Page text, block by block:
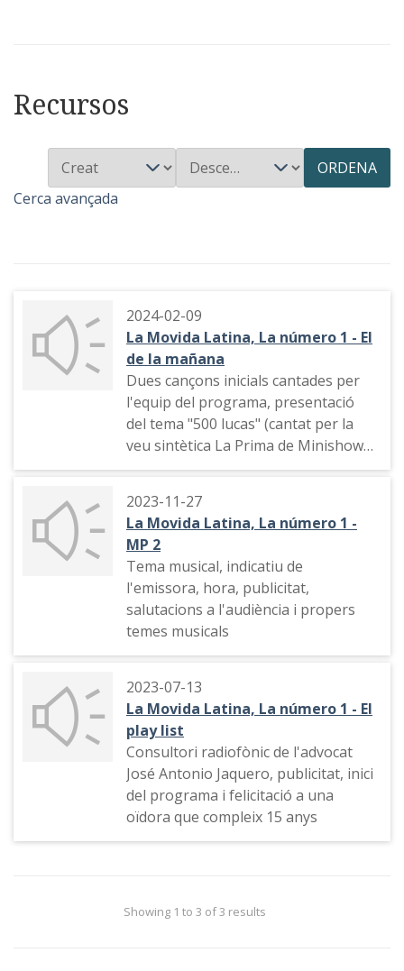
Recursos
ORDENA
Cerca avançada
2024-02-09
La Movida Latina, La número 1 - El
de la mañana
Dues cançons inicials cantades per
l'equip del programa, presentació
del tema "500 lucas" (cantat per la
veu sintètica La Prima de Minishow",
equip del programa i dedicatòria
2023-11-27
La Movida Latina, La número 1 -
MP 2
Tema musical, indicatiu de
l'emissora, hora, publicitat,
salutacions a l'audiència i propers
temes musicals
2023-07-13
La Movida Latina, La número 1 - El
play list
Consultori radiofònic de l'advocat
José Antonio Jaquero, publicitat, inici
del programa i felicitació a una
oïdora que compleix 15 anys
Showing 1 to 3 of 3 results